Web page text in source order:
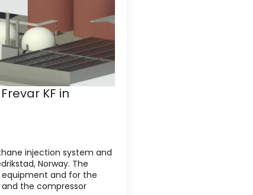
KF in
injection system and
Norway. The
and for the
the compressor